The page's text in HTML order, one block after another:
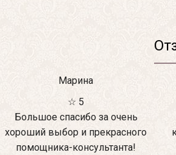
Марина
☆ 5
Большое спасибо за очень
хороший выбор и прекрасного
помощника-консультанта!